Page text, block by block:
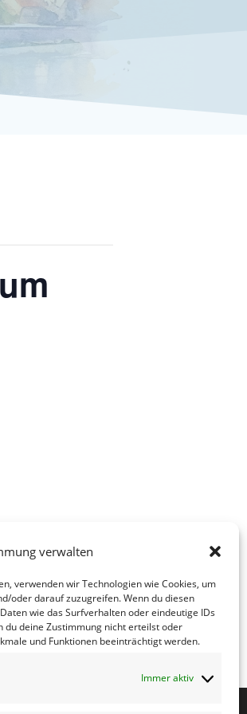
verwalten
verwenden wir Technologien wie Cookies, um
oder darauf zuzugreifen. Wenn du diesen
wie das Surfverhalten oder eindeutige IDs
du deine Zustimmung nicht erteilst oder
und Funktionen beeinträchtigt werden.
Immer aktiv
05.12.24 von
Platz in Riesa